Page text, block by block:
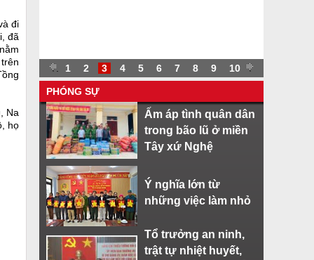
đi
đã
Na
họ
. 1 2 3 4 5 6 7 8 9 10 .
PHÓNG SỰ
Ấm áp tình quân dân
trong bão lũ ở miền
Tây xứ Nghệ
Ý nghĩa lớn từ
những việc làm nhỏ
Tổ trưởng an ninh,
trật tự nhiệt huyết,